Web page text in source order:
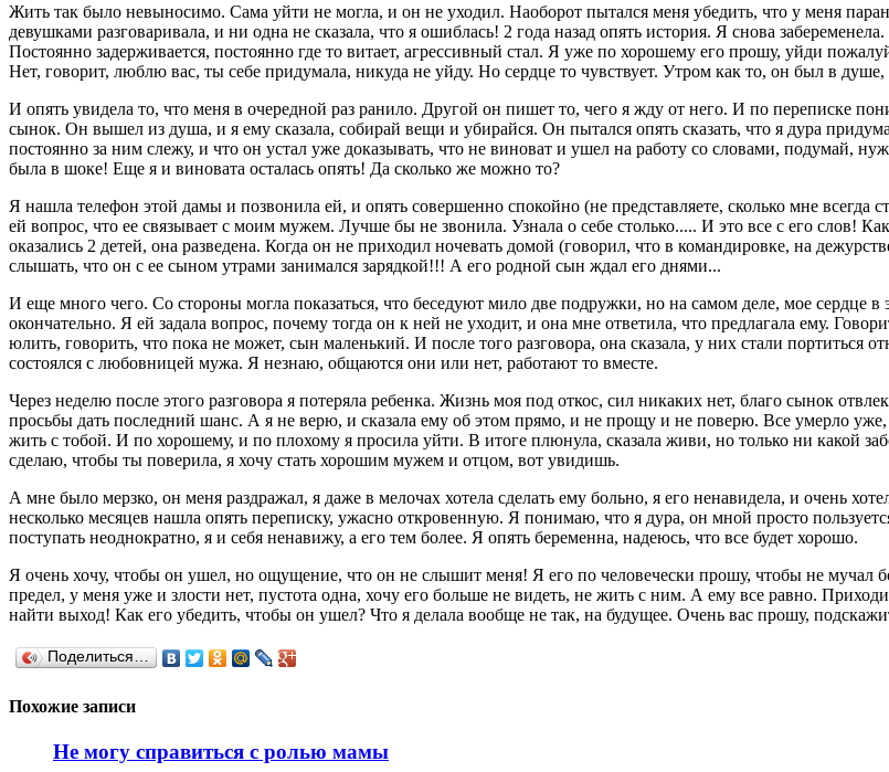
Жить так было невыносимо. Сама уйти не могла, и он не уходил. Наоборот пытался меня убедить, что у меня
девушками разговаривала, и ни одна не сказала, что я ошиблась! 2 года назад опять история. Я снова
Постоянно задерживается, постоянно где то витает, агрессивный стал. Я уже по хорошему его прошу, уйди
Нет, говорит, люблю вас, ты себе придумала, никуда не уйду. Но сердце то чувствует. Утром как то, он был в душе,
И опять увидела то, что меня в очередной раз ранило. Другой он пишет то, чего я жду от него. И по переписке
сынок. Он вышел из душа, и я ему сказала, собирай вещи и убирайся. Он пытался опять сказать, что я дура
постоянно за ним слежу, и что он устал уже доказывать, что не виноват и ушел на работу со словами, подумай,
была в шоке! Еще я и виновата осталась опять! Да сколько же можно то?
Я нашла телефон этой дамы и позвонила ей, и опять совершенно спокойно (не представляете, сколько мне всегда
ей вопрос, что ее связывает с моим мужем. Лучше бы не звонила. Узнала о себе столько..... И это все с его слов!
оказались 2 детей, она разведена. Когда он не приходил ночевать домой (говорил, что в командировке, на
слышать, что он с ее сыном утрами занимался зарядкой!!! А его родной сын ждал его днями...
И еще много чего. Со стороны могла показаться, что беседуют мило две подружки, но на самом деле, мое сердце в
окончательно. Я ей задала вопрос, почему тогда он к ней не уходит, и она мне ответила, что предлагала ему.
юлить, говорить, что пока не может, сын маленький. И после того разговора, она сказала, у них стали портиться
состоялся с любовницей мужа. Я незнаю, общаются они или нет, работают то вместе.
Через неделю после этого разговора я потеряла ребенка. Жизнь моя под откос, сил никаких нет, благо сынок
просьбы дать последний шанс. А я не верю, и сказала ему об этом прямо, и не прощу и не поверю. Все умерло
жить с тобой. И по хорошему, и по плохому я просила уйти. В итоге плюнула, сказала живи, но только ни какой
сделаю, чтобы ты поверила, я хочу стать хорошим мужем и отцом, вот увидишь.
А мне было мерзко, он меня раздражал, я даже в мелочах хотела сделать ему больно, я его ненавидела, и очень
несколько месяцев нашла опять переписку, ужасно откровенную. Я понимаю, что я дура, он мной просто
поступать неоднократно, я и себя ненавижу, а его тем более. Я опять беременна, надеюсь, что все будет хорошо.
Я очень хочу, чтобы он ушел, но ощущение, что он не слышит меня! Я его по человечески прошу, чтобы не мучал
предел, у меня уже и злости нет, пустота одна, хочу его больше не видеть, не жить с ним. А ему все равно.
найти выход! Как его убедить, чтобы он ушел? Что я делала вообще не так, на будущее. Очень вас прошу,
Поделиться…
Похожие записи
Не могу справиться с ролью мамы